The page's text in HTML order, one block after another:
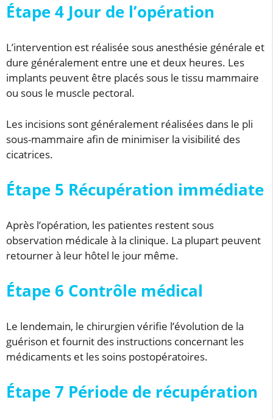
Étape 4 Jour de l’opération
L’intervention est réalisée sous anesthésie générale et
dure généralement entre une et deux heures. Les
implants peuvent être placés sous le tissu mammaire
ou sous le muscle pectoral.
Les incisions sont généralement réalisées dans le pli
sous-mammaire afin de minimiser la visibilité des
cicatrices.
Étape 5 Récupération immédiate
Après l’opération, les patientes restent sous
observation médicale à la clinique. La plupart peuvent
retourner à leur hôtel le jour même.
Étape 6 Contrôle médical
Le lendemain, le chirurgien vérifie l’évolution de la
guérison et fournit des instructions concernant les
médicaments et les soins postopératoires.
Étape 7 Période de récupération